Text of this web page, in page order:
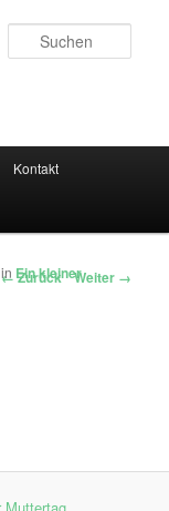
Kontakt
← Zurück Weiter →
in Ein kleiner